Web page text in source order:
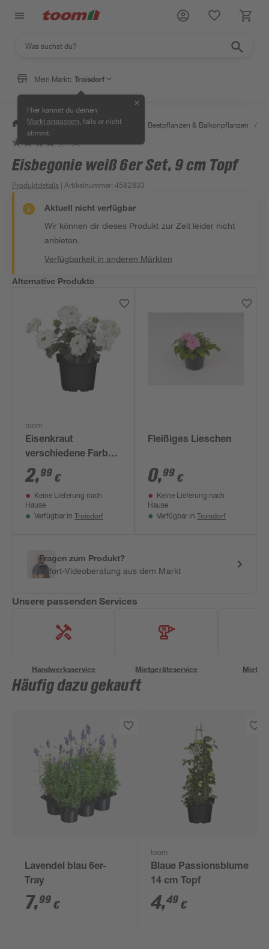
Mein Markt: Troisdorf
Hier kannst du deinen
Markt anpassen , falls er nicht
stimmt.
✕
/ Garten & Freizeit / Pflanzen Beetpflanzen & Balkonpflanzen /
Eisbegonie weiß 6er Set, 9 cm Topf
Produktdetails | Artikelnummer:4582833
Aktuell nicht verfügbar
Wir können dir dieses Produkt zur Zeit leider nicht
anbieten.
Verfügbarkeit in anderen Märkten
Alternative Produkte
toom
Eisenkraut
verschiedene Farben
12 cm Topf
2,99 €
Keine Lieferung nach
Hause
Verfügbar in Troisdorf
Fleißiges Lieschen
0,99 €
Keine Lieferung nach
Hause
Verfügbar in Troisdorf
Fragen zum Produkt?
Sofort-Videoberatung aus dem Markt
Unsere passenden Services
Handwerksservice Mietgeräteservice
Häufig dazu gekauft
Lavendel blau 6er-
Tray
7,99 €
toom
Blaue Passionsblume
14 cm Topf
4,49 €